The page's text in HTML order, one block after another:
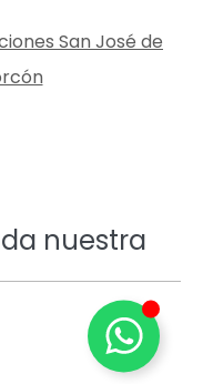
San José de
nuestra